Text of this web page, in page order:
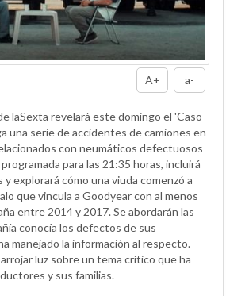
A+ a-
laSexta revelará este domingo el 'Caso
una serie de accidentes de camiones en
con neumáticos defectuosos
para las 21:35 horas, incluirá
explorará cómo una viuda comenzó a
que vincula a Goodyear con al menos
entre 2014 y 2017. Se abordarán las
conocía los defectos de sus
manejado la información al respecto.
luz sobre un tema crítico que ha
y sus familias.